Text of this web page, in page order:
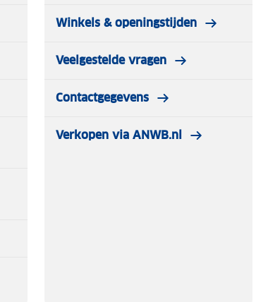
indien buiten gedragen worden ze niet retour
Winkels & openingstijden
Veelgestelde vragen
Contactgegevens
Verkopen via ANWB.nl